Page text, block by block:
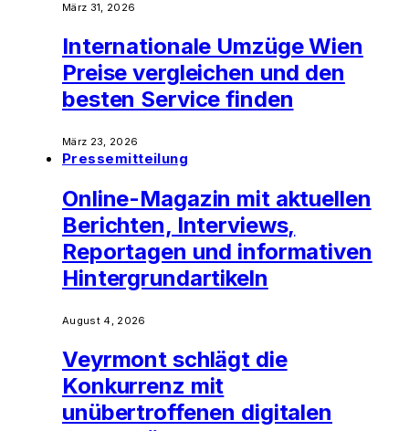
März 31, 2026
Internationale Umzüge Wien
Preise vergleichen und den
besten Service finden
März 23, 2026
Pressemitteilung
Online-Magazin mit aktuellen
Berichten, Interviews,
Reportagen und informativen
Hintergrundartikeln
August 4, 2026
Veyrmont schlägt die
Konkurrenz mit
unübertroffenen digitalen